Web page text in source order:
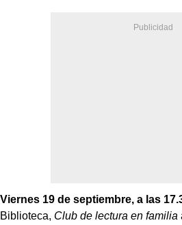
Viernes 19 de septiembre, a las
Biblioteca, Club de lectura en familia